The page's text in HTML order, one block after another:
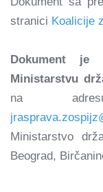
stranici Koalicije
Dokument
Ministarstvu
na
Ministarstvo
Beograd,